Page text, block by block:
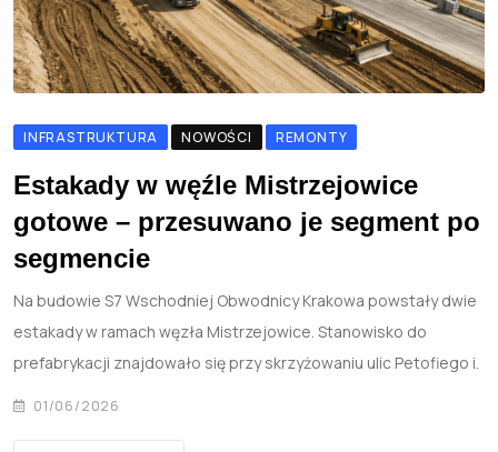
INFRASTRUKTURA NOWOŚCI REMONTY
Estakady w węźle Mistrzejowice
gotowe – przesuwano je segment po
segmencie
Na budowie S7 Wschodniej Obwodnicy Krakowa powstały dwie
estakady w ramach węzła Mistrzejowice. Stanowisko do
prefabrykacji znajdowało się przy skrzyżowaniu ulic Petofiego i.
01/06/2026